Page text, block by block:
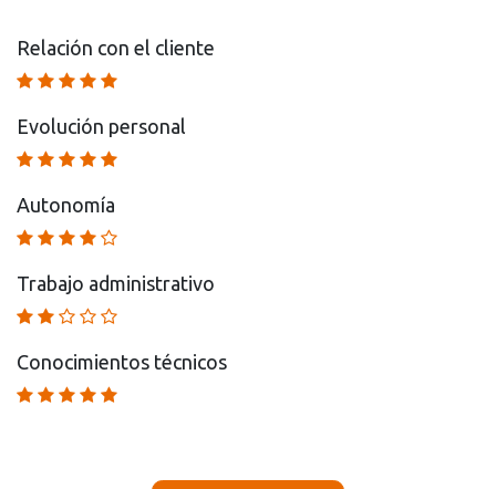
Relación con el cliente
Evolución personal
Autonomía
Trabajo administrativo
Conocimientos técnicos